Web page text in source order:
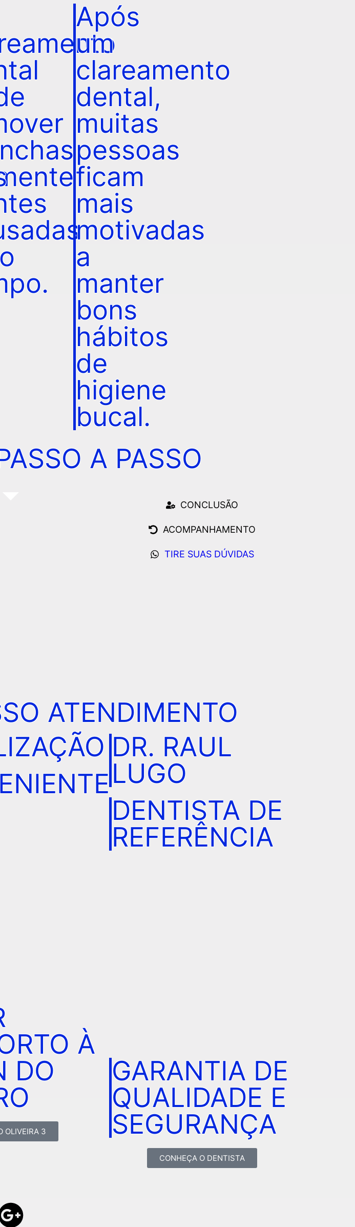
Após
um
clareamento
dental,
muitas
pessoas
ficam
mais
motivadas
a
manter
bons
hábitos
de
higiene
bucal.
A PASSO
CONCLUSÃO
ACOMPANHAMENTO
TIRE SUAS DÚVIDAS
ATENDIMENTO
À
DO
OLIVEIRA 3
DR. RAUL
LUGO
DENTISTA DE
REFERÊNCIA
GARANTIA DE
QUALIDADE E
SEGURANÇA
CONHEÇA O DENTISTA